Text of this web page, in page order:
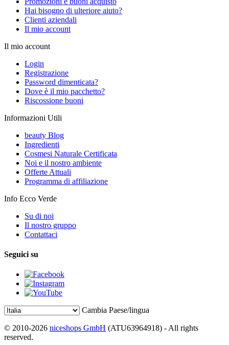
Hai bisogno di ulteriore aiuto?
Clienti aziendali
Il mio account
Il mio account
Login
Registrazione
Password dimenticata?
Dove è il mio pacchetto?
Riscossione buoni
Informazioni Utili
beauty Blog
Ingredienti
Cosmesi Naturale Certificata
Noi e il nostro ambiente
Offerte Attuali
Programma di affiliazione
Info Ecco Verde
Su di noi
Il nostro gruppo
Contattaci
Seguici su
Cambia Paese/lingua
© 2010-2026 niceshops GmbH (ATU63964918) - All rights
reserved.